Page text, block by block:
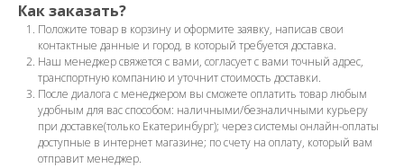
Как заказать?
Положите товар в корзину и оформите заявку, написав свои
контактные данные и город, в который требуется доставка.
Наш менеджер свяжется с вами, согласует с вами точный адрес,
транспортную компанию и уточнит стоимость доставки.
После диалога с менеджером вы сможете оплатить товар любым
удобным для вас способом: наличными/безналичными курьеру
при доставке(только Екатеринбург); через системы онлайн-оплаты
доступные в интернет магазине; по счету на оплату, который вам
отправит менеджер.